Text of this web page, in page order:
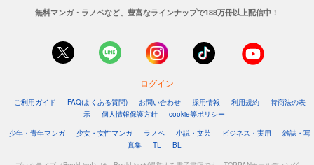
無料マンガ・ラノベなど、豊富なラインナップで188万冊以上配信中！
ログイン
ご利用ガイド FAQ(よくある質問) お問い合わせ 採用情報 利用規約
特商法の表
示
個人情報保護方針
cookie等ポリシー
少年・青年マンガ
少女・女性マンガ ラノベ 小説・文芸 ビジネス・実用
雑誌・写
真集
TL BL